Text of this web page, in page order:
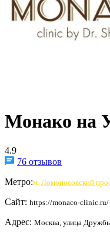
Монако на
4.9
76 отзывов
Метро:м. Ломоносовский
Сайт: https://monaco-clinic.ru/
Адрес: Москва, улица